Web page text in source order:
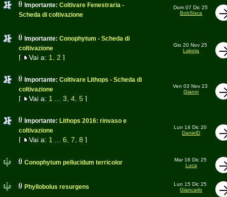
Importante: Coltivare Fenestraria -
Scheda di coltivazione
Dom 07 Dic 25
BobSisca
Importante: Conophytum - Scheda di
coltivazione
[ Vai a: 1 2 ]
Gio 20 Nov 25
Lakota
Importante: Coltivare Lithops - Scheda di
coltivazione
[ Vai a: 1 3 4, 5]
Ven 03 Nov 23
Gianni
Importante: Lithops 2016: rinvaso e
coltivazione
[ Vai a: 1 6 7 8 ]
Lun 14 Dic 20
DanielD
Conophytum pellucidum terricolor
Mar 16 Dic 25
Luca
Phyllobolus resurgens
Lun 15 Dic 25
Giancarlo